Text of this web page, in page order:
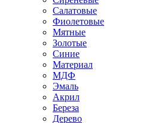
Салатовые
Фиолетовые
Мятные
Золотые
Синие
Материал
МДФ
Эмаль
Акрил
Береза
Дерево